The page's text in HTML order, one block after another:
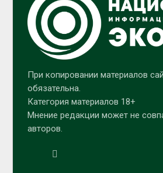
При копировании материалов
обязательна.
Категория материалов 18+
Мнение редакции может не
авторов.